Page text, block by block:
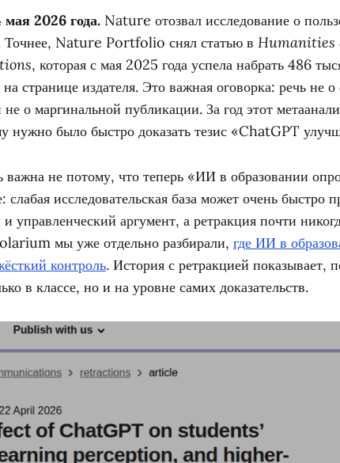
2026 года. Nature отозвал исследование о
Точнее, Nature Portfolio снял статью в Humanities
, которая с мая 2025 года успела набрать 486
странице издателя. Это важная оговорка: речь не
о маргинальной публикации. За год этот
нужно было быстро доказать тезис «ChatGPT
важна не потому, что теперь «ИИ в образовании
слабая исследовательская база может очень быстро
управленческий аргумент, а ретракция почти
мы уже отдельно разбирали, где ИИ в
контроль. История с ретракцией показывает,
в классе, но и на уровне самих доказательств.